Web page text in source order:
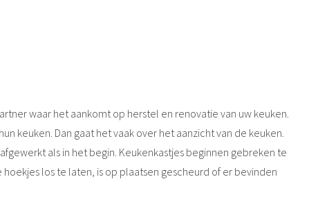
waar het aankomt op herstel en renovatie van uw keuken.
keuken. Dan gaat het vaak over het aanzicht van de keuken.
als in het begin. Keukenkastjes beginnen gebreken te
los te laten, is op plaatsen gescheurd of er bevinden